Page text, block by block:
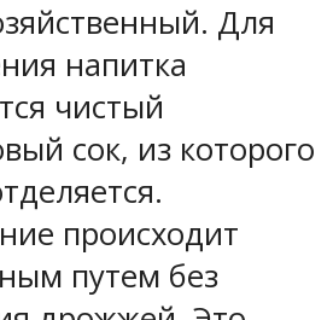
Для
напитка
чистый
сок, из которого
происходит
путем без